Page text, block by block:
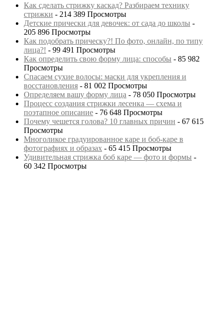
Как сделать стрижку каскад? Разбираем технику
стрижки - 214 389 Просмотры
Детские прически для девочек: от сада до школы -
205 896 Просмотры
Как подобрать прическу?! По фото, онлайн, по типу
лица?! - 99 491 Просмотры
Как определить свою форму лица: способы - 85 982
Просмотры
Спасаем сухие волосы: маски для укрепления и
восстановления - 81 002 Просмотры
Определяем вашу форму лица - 78 050 Просмотры
Процесс создания стрижки лесенка — схема и
поэтапное описание - 76 648 Просмотры
Почему чешется голова? 10 главных причин - 67 615
Просмотры
Многоликое градуированное каре и боб-каре в
фотографиях и образах - 65 415 Просмотры
Удивительная стрижка боб каре — фото и формы -
60 342 Просмотры